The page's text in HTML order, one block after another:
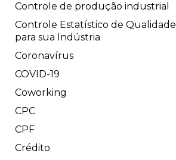
Controle de produção industrial
Controle Estatístico de Qualidade
para sua Indústria
Coronavírus
COVID-19
Coworking
CPC
CPF
Crédito